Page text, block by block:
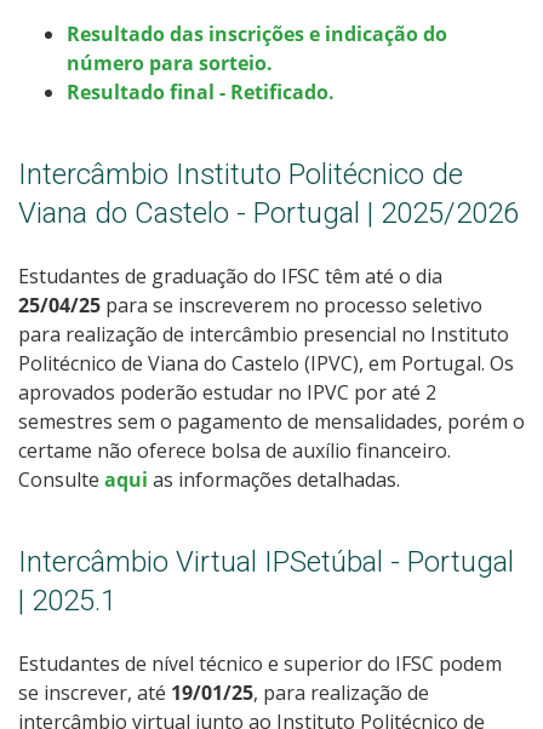
Resultado das inscrições e indicação do
número para sorteio.
Resultado final - Retificado.
Intercâmbio Instituto Politécnico de
Viana do Castelo - Portugal | 2025/2026
Estudantes de graduação do IFSC têm até o dia
25/04/25 para se inscreverem no processo seletivo
para realização de intercâmbio presencial no Instituto
Politécnico de Viana do Castelo (IPVC), em Portugal. Os
aprovados poderão estudar no IPVC por até 2
semestres sem o pagamento de mensalidades, porém o
certame não oferece bolsa de auxílio financeiro.
Consulte aqui as informações detalhadas.
Intercâmbio Virtual IPSetúbal - Portugal
| 2025.1
Estudantes de nível técnico e superior do IFSC podem
se inscrever, até 19/01/25, para realização de
intercâmbio virtual junto ao Instituto Politécnico de